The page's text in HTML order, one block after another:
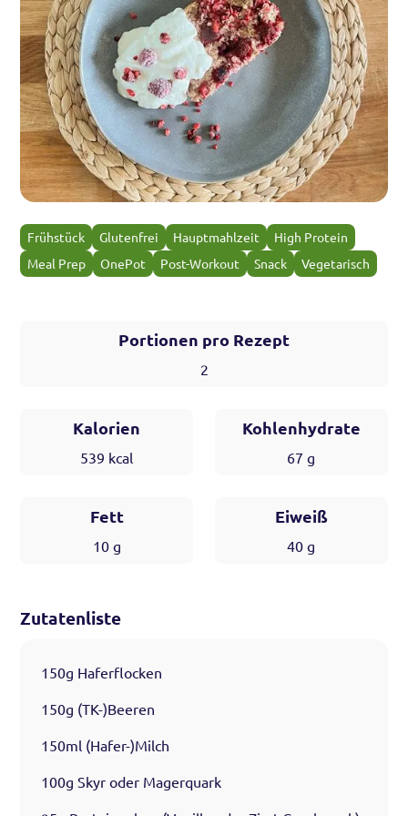
Frühstück Glutenfrei Hauptmahlzeit
High Protein
Meal Prep
OnePot Post-Workout Snack Vegetarisch
Portionen pro Rezept
2
Kalorien
539 kcal
Kohlenhydrate
67 g
Fett
10g
Eiweiß
40 g
Zutatenliste
150g Haferflocken
150g (TK-)Beeren
150ml (Hafer-)Milch
100g Skyr oder Magerquark